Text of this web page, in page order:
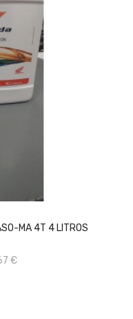
MA 4T 4 LITROS
€